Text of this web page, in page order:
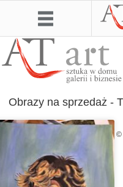
Obrazy na sprzedaż -
©